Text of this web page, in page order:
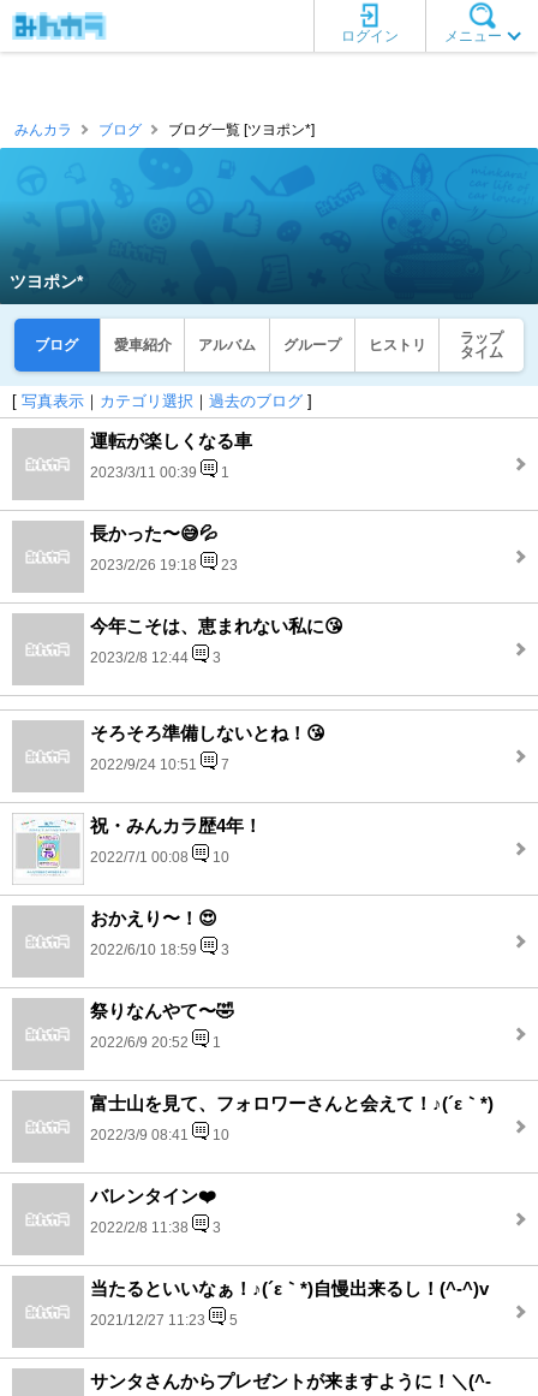
メニュー
ログイン
みんカラ ブログ ブログ一覧 [ツヨポン*]
ツヨポン*
ブログ 愛車紹介 アルバム グループ ヒストリ
ラップ
タイム
[ 写真表示 ｜ カテゴリ選択 ｜ 過去のブログ ]
運転が楽しくなる車
2023/3/11 00:39 1
長かった〜😅💦
2023/2/26 19:18 23
今年こそは、恵まれない私に😘
2023/2/8 12:44 3
そろそろ準備しないとね！😘
2022/9/24 10:51 7
祝・みんカラ歴4年！
2022/7/1 00:08 10
おかえり〜！😍
2022/6/10 18:59 3
祭りなんやて〜🤣
2022/6/9 20:52 1
富士山を見て、フォロワーさんと会えて！♪(´ε｀*)
2022/3/9 08:41 10
バレンタイン❤️
2022/2/8 11:38 3
当たるといいなぁ！♪(´ε｀*)自慢出来るし！(^-^)v
2021/12/27 11:23 5
サンタさんからプレゼントが来ますように！＼(^-